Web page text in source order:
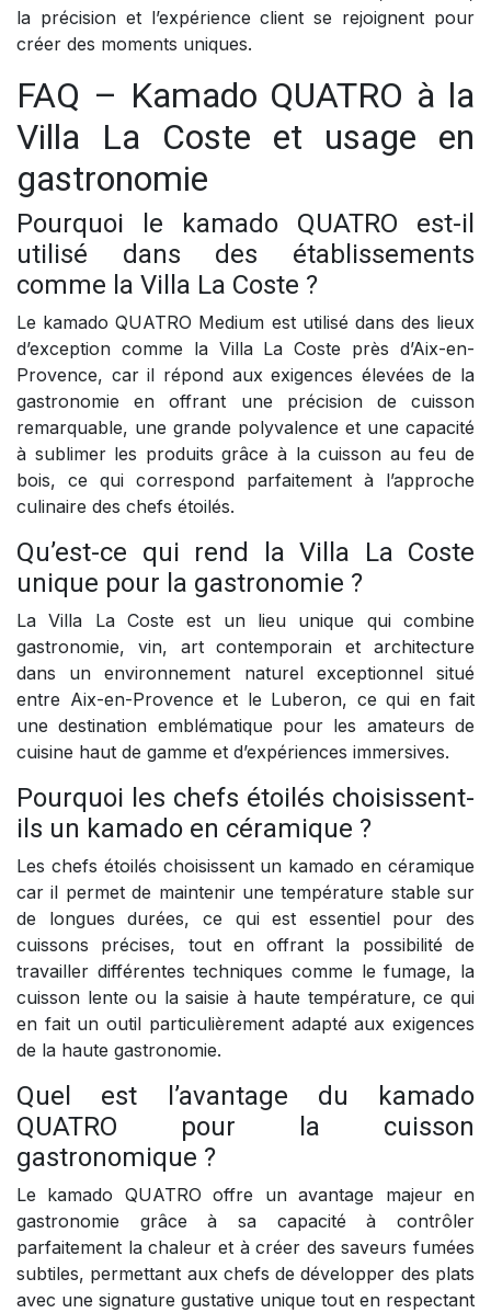
la précision et l’expérience client se rejoignent pour
créer des moments uniques.
FAQ – Kamado QUATRO à la
Villa La Coste et usage en
gastronomie
Pourquoi le kamado QUATRO est-il
utilisé dans des établissements
comme la Villa La Coste ?
Le kamado QUATRO Medium est utilisé dans des lieux
d’exception comme la Villa La Coste près d’Aix-en-
Provence, car il répond aux exigences élevées de la
gastronomie en offrant une précision de cuisson
remarquable, une grande polyvalence et une capacité
à sublimer les produits grâce à la cuisson au feu de
bois, ce qui correspond parfaitement à l’approche
culinaire des chefs étoilés.
Qu’est-ce qui rend la Villa La Coste
unique pour la gastronomie ?
La Villa La Coste est un lieu unique qui combine
gastronomie, vin, art contemporain et architecture
dans un environnement naturel exceptionnel situé
entre Aix-en-Provence et le Luberon, ce qui en fait
une destination emblématique pour les amateurs de
cuisine haut de gamme et d’expériences immersives.
Pourquoi les chefs étoilés choisissent-
ils un kamado en céramique ?
Les chefs étoilés choisissent un kamado en céramique
car il permet de maintenir une température stable sur
de longues durées, ce qui est essentiel pour des
cuissons précises, tout en offrant la possibilité de
travailler différentes techniques comme le fumage, la
cuisson lente ou la saisie à haute température, ce qui
en fait un outil particulièrement adapté aux exigences
de la haute gastronomie.
Quel est l’avantage du kamado
QUATRO pour la cuisson
gastronomique ?
Le kamado QUATRO offre un avantage majeur en
gastronomie grâce à sa capacité à contrôler
parfaitement la chaleur et à créer des saveurs fumées
subtiles, permettant aux chefs de développer des plats
avec une signature gustative unique tout en respectant